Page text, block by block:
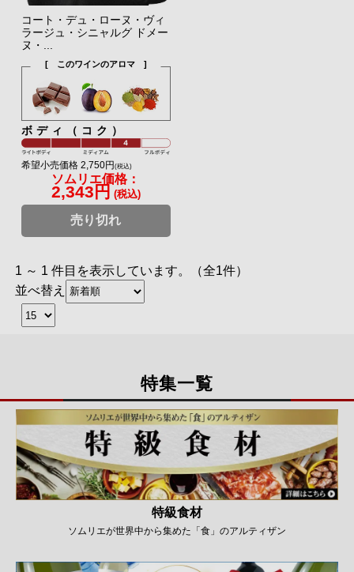
コート・デュ・ローヌ・ヴィ
ラージュ・シニャルグ ドメー
ヌ・...
[ このワインのアロマ ]
ボディ（コク）
希望小売価格 2,750円 (税込)
ソムリエ価格：
2,343円 (税込)
売り切れ
1 ～ 1 件目を表示しています。（全1件）
並べ替え
特集一覧
特級食材
ソムリエが世界中から集めた「食」のアルティザン